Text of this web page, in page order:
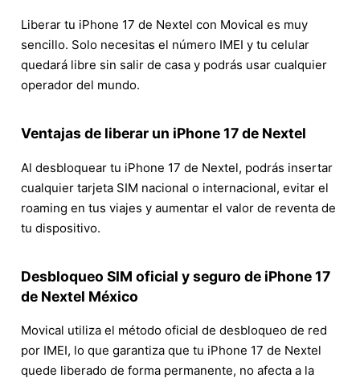
Liberar tu iPhone 17 de Nextel con Movical es muy
sencillo. Solo necesitas el número IMEI y tu celular
quedará libre sin salir de casa y podrás usar cualquier
operador del mundo.
Ventajas de liberar un iPhone 17 de Nextel
Al desbloquear tu iPhone 17 de Nextel, podrás insertar
cualquier tarjeta SIM nacional o internacional, evitar el
roaming en tus viajes y aumentar el valor de reventa de
tu dispositivo.
Desbloqueo SIM oficial y seguro de iPhone 17
de Nextel México
Movical utiliza el método oficial de desbloqueo de red
por IMEI, lo que garantiza que tu iPhone 17 de Nextel
quede liberado de forma permanente, no afecta a la